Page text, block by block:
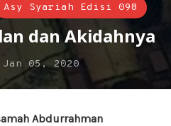
Asy Syariah Edisi 098
dan Akidahnya
Jan 05, 2020
Abdurrahman